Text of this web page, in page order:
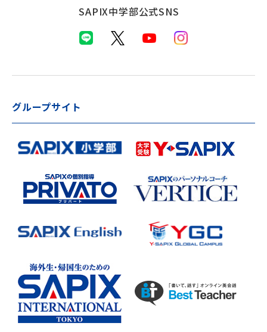
SAPIX中学部公式SNS
グループサイト